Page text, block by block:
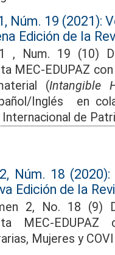
Núm. 19 (2021):
Edición de la
, Num. 19 (10)
MEC-EDUPAZ
(Intangible
Inglés en
de
Núm. 18
Edición de la
2, No. 18 (9)
MEC-
Mujeres y